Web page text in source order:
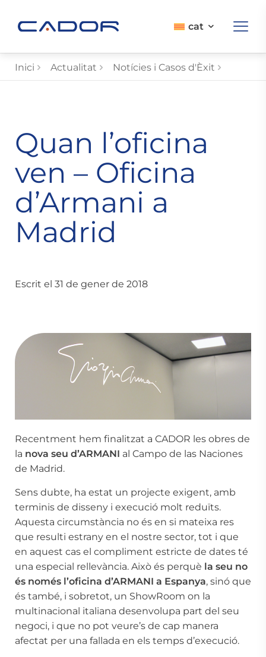
cat
Inici Actualitat Notícies i Casos d'Èxit
Quan l’oficina
ven – Oficina
d’Armani a
Madrid
Escrit el 31 de gener de 2018
Recentment hem finalitzat a CADOR les obres de
la nova seu d’ARMANI al Campo de las Naciones
de Madrid.
Sens dubte, ha estat un projecte exigent, amb
terminis de disseny i execució molt reduïts.
Aquesta circumstància no és en si mateixa res
que resulti estrany en el nostre sector, tot i que
en aquest cas el compliment estricte de dates té
una especial rellevància. Això és perquè la seu no
és només l’oficina d’ARMANI a Espanya, sinó que
és també, i sobretot, un ShowRoom on la
multinacional italiana desenvolupa part del seu
negoci, i que no pot veure’s de cap manera
afectat per una fallada en els temps d’execució.